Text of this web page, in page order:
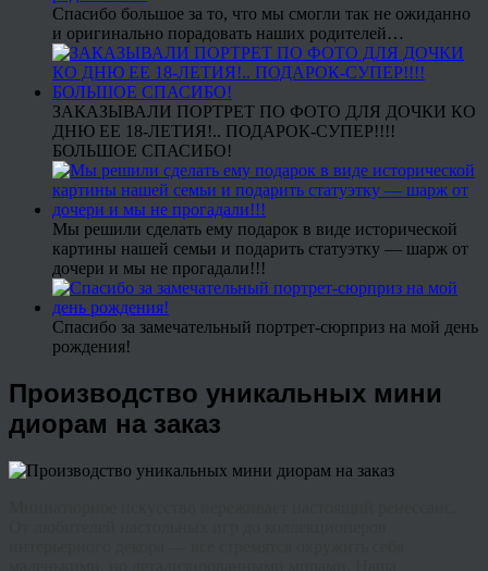
Спасибо большое за то, что мы смогли так не ожиданно
и оригинально порадовать наших родителей…
ЗАКАЗЫВАЛИ ПОРТРЕТ ПО ФОТО ДЛЯ ДОЧКИ КО
ДНЮ ЕЕ 18-ЛЕТИЯ!.. ПОДАРОК-СУПЕР!!!!
БОЛЬШОЕ СПАСИБО!
Мы решили сделать ему подарок в виде исторической
картины нашей семьи и подарить статуэтку — шарж от
дочери и мы не прогадали!!!
Спасибо за замечательный портрет-сюрприз на мой день
рождения!
Производство уникальных мини
диорам на заказ